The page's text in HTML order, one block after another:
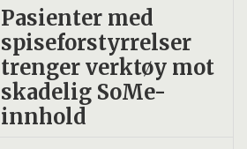
Pasienter med
spiseforstyrrelser
trenger verktøy mot
skadelig SoMe-
innhold